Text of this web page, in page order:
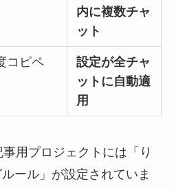
内に複数チャ
ット
コピペ
設定が全チャ
ットに自動適
用
用プロジェクトには「り
ール」が設定されていま